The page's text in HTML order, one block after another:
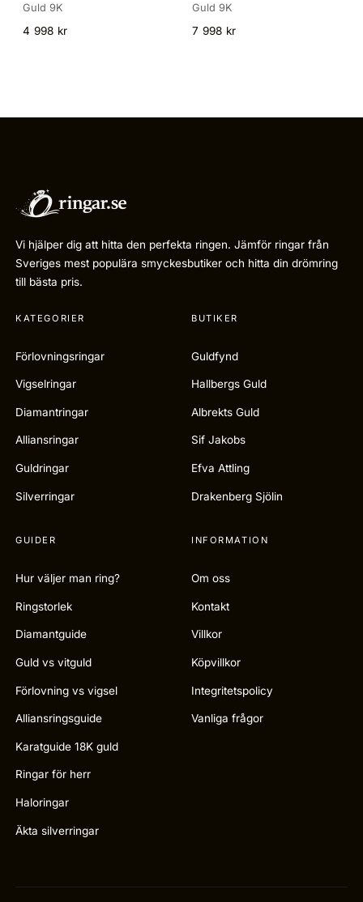
Guld 9K
4 998 kr
Guld 9K
7 998 kr
Vi hjälper dig att hitta den perfekta ringen. Jämför ringar från
Sveriges mest populära smyckesbutiker och hitta din drömring
till bästa pris.
KATEGORIER
Förlovningsringar
Vigselringar
Diamantringar
Alliansringar
Guldringar
Silverringar
BUTIKER
Guldfynd
Hallbergs Guld
Albrekts Guld
Sif Jakobs
Efva Attling
Drakenberg Sjölin
GUIDER
Hur väljer man ring?
Ringstorlek
Diamantguide
Guld vs vitguld
Förlovning vs vigsel
Alliansringsguide
Karatguide 18K guld
Ringar för herr
Haloringar
Äkta silverringar
INFORMATION
Om oss
Kontakt
Villkor
Köpvillkor
Integritetspolicy
Vanliga frågor